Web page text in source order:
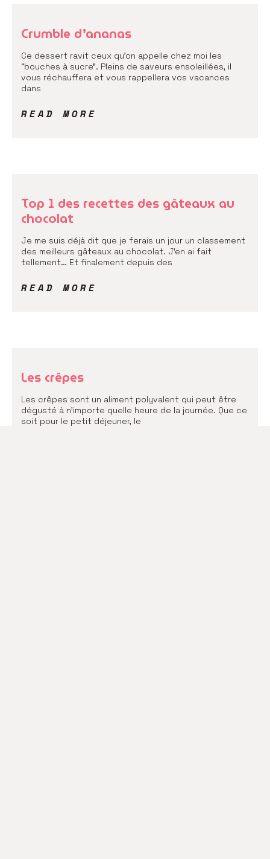
Crumble d’ananas
Ce dessert ravit ceux qu’on appelle chez moi les
“bouches à sucre”. Pleins de saveurs ensoleillées, il
vous réchauffera et vous rappellera vos vacances
dans
READ MORE
Top 1 des recettes des gâteaux au
chocolat
Je me suis déjà dit que je ferais un jour un classement
des meilleurs gâteaux au chocolat. J’en ai fait
tellement… Et finalement depuis des
READ MORE
Les crêpes
Les crêpes sont un aliment polyvalent qui peut être
dégusté à n’importe quelle heure de la journée. Que ce
soit pour le petit déjeuner, le